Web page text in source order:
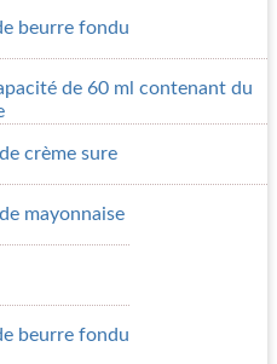
beurre fondu
de 60 ml contenant du
crème sure
mayonnaise
beurre fondu